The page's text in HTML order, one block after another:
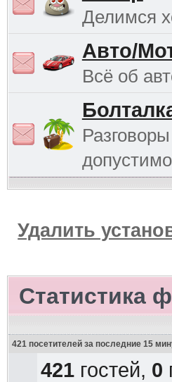
Делимся
Авто/
Всё об
Удалить
Статистика
421 посетителей за последние 15
421гостей, 0